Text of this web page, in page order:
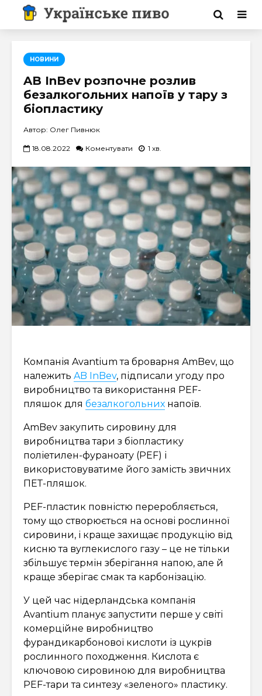
НОВИНИ
AB InBev розпочне розлив
безалкогольних напоїв у тару з
біопластику
Автор: Олег Пивнюк
18.08.2022 Коментувати 1 хв.
Компанія Avantium та броварня AmBev, що
належить AB InBev, підписали угоду про
виробництво та використання PEF-
пляшок для безалкогольних напоїв.
AmBev закупить сировину для
виробництва тари з біопластику
поліетилен-фураноату (PEF) і
використовуватиме його замість звичних
ПЕТ-пляшок.
PEF-пластик повністю переробляється,
тому що створюється на основі рослинної
сировини, і краще захищає продукцію від
кисню та вуглекислого газу – це не тільки
збільшує термін зберігання напою, але й
краще зберігає смак та карбонізацію.
У цей час нідерландська компанія
Avantium планує запустити перше у світі
комерційне виробництво
фурандикарбонової кислоти із цукрів
рослинного походження. Кислота є
ключовою сировиною для виробництва
PEF-тари та синтезу «зеленого» пластику.